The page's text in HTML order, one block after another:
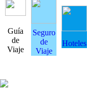
Guía
de
Viaje
Seguro
de
Viaje
Hoteles